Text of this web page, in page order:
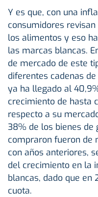
Y es que, con una
consumidores
los alimentos y eso
las marcas blancas.
de mercado de este
diferentes cadenas
ya ha llegado al
crecimiento de hasta
respecto a su
38% de los bienes de
compraron fueron de
con años anteriores,
del crecimiento en la
blancas, dado que en
cuota.